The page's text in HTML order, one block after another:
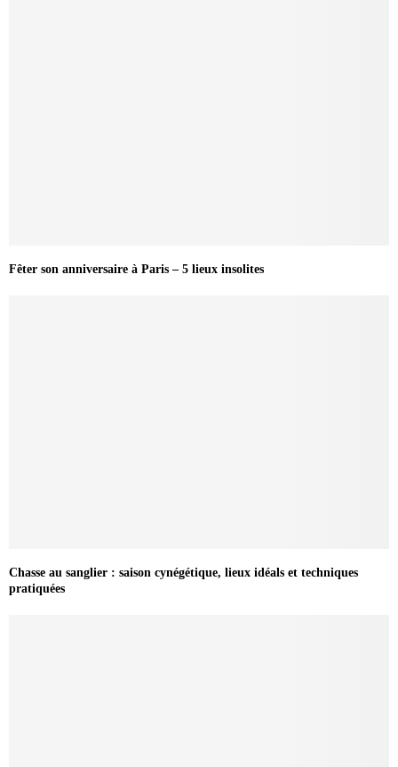
Fêter son anniversaire à Paris – 5 lieux insolites
Chasse au sanglier : saison cynégétique, lieux idéals et techniques
pratiquées